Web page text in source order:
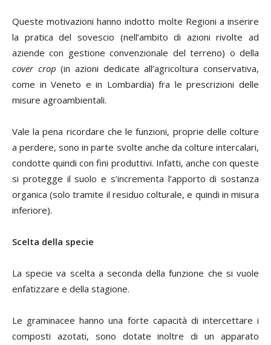
Queste motivazioni hanno indotto molte Regioni a inserire
la pratica del sovescio (nell’ambito di azioni rivolte ad
aziende con gestione convenzionale del terreno) o della
cover crop (in azioni dedicate all’agricoltura conservativa,
come in Veneto e in Lombardia) fra le prescrizioni delle
misure agroambientali.
Vale la pena ricordare che le funzioni, proprie delle colture
a perdere, sono in parte svolte anche da colture intercalari,
condotte quindi con fini produttivi. Infatti, anche con queste
si protegge il suolo e s’incrementa l’apporto di sostanza
organica (solo tramite il residuo colturale, e quindi in misura
inferiore).
Scelta della specie
La specie va scelta a seconda della funzione che si vuole
enfatizzare e della stagione.
Le graminacee hanno una forte capacità di intercettare i
composti azotati, sono dotate inoltre di un apparato